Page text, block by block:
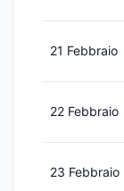
21 Febbraio
22 Febbraio
23 Febbraio